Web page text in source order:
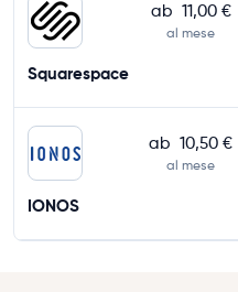
ab 11,00 €
al mese
Squarespace
ab 10,50 €
al mese
IONOS